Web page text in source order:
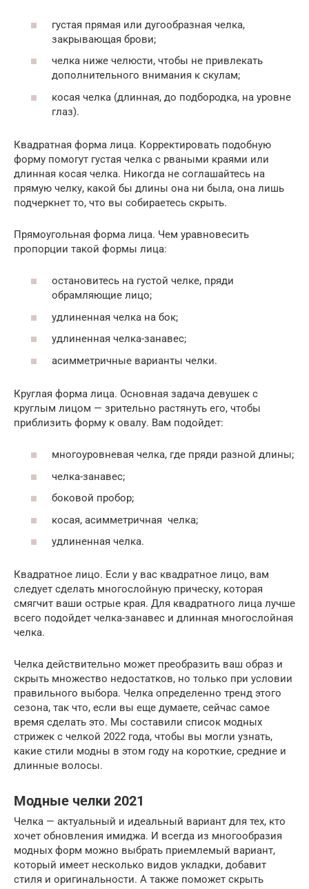
густая прямая или дугообразная челка,
закрывающая брови;
челка ниже челюсти, чтобы не привлекать
дополнительного внимания к скулам;
косая челка (длинная, до подбородка, на уровне
глаз).
Квадратная форма лица. Корректировать подобную
форму помогут густая челка с рваными краями или
длинная косая челка. Никогда не соглашайтесь на
прямую челку, какой бы длины она ни была, она лишь
подчеркнет то, что вы собираетесь скрыть.
Прямоугольная форма лица. Чем уравновесить
пропорции такой формы лица:
остановитесь на густой челке, пряди
обрамляющие лицо;
удлиненная челка на бок;
удлиненная челка-занавес;
асимметричные варианты челки.
Круглая форма лица. Основная задача девушек с
круглым лицом — зрительно растянуть его, чтобы
приблизить форму к овалу. Вам подойдет:
многоуровневая челка, где пряди разной длины;
челка-занавес;
боковой пробор;
косая, асимметричная челка;
удлиненная челка.
Квадратное лицо. Если у вас квадратное лицо, вам
следует сделать многослойную прическу, которая
смягчит ваши острые края. Для квадратного лица лучше
всего подойдет челка-занавес и длинная многослойная
челка.
Челка действительно может преобразить ваш образ и
скрыть множество недостатков, но только при условии
правильного выбора. Челка определенно тренд этого
сезона, так что, если вы еще думаете, сейчас самое
время сделать это. Мы составили список модных
стрижек с челкой 2022 года, чтобы вы могли узнать,
какие стили модны в этом году на короткие, средние и
длинные волосы.
Модные челки 2021
Челка — актуальный и идеальный вариант для тех, кто
хочет обновления имиджа. И всегда из многообразия
модных форм можно выбрать приемлемый вариант,
который имеет несколько видов укладки, добавит
стиля и оригинальности. А также поможет скрыть